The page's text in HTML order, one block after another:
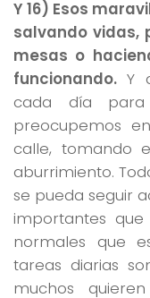
Y 16) Esos
salvando vidas,
mesas o
funcionando. Y
cada día
preocupemos
calle, tomando
aburrimiento.
se pueda seguir
importantes
normales que
tareas diarias
muchos